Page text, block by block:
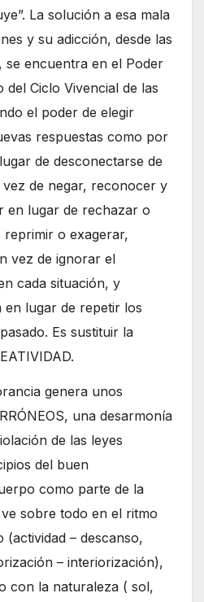
La solución a esa mala
y su adicción, desde las
se encuentra en el Poder
del Ciclo Vivencial de las
el poder de elegir
respuestas como por
de desconectarse de
de negar, reconocer y
en lugar de rechazar o
o exagerar,
vez de ignorar el
cada situación, y
lugar de repetir los
Es sustituir la
genera unos
una desarmonía
de las leyes
del buen
como parte de la
sobre todo en el ritmo
(actividad – descanso,
– interiorización),
con la naturaleza ( sol,